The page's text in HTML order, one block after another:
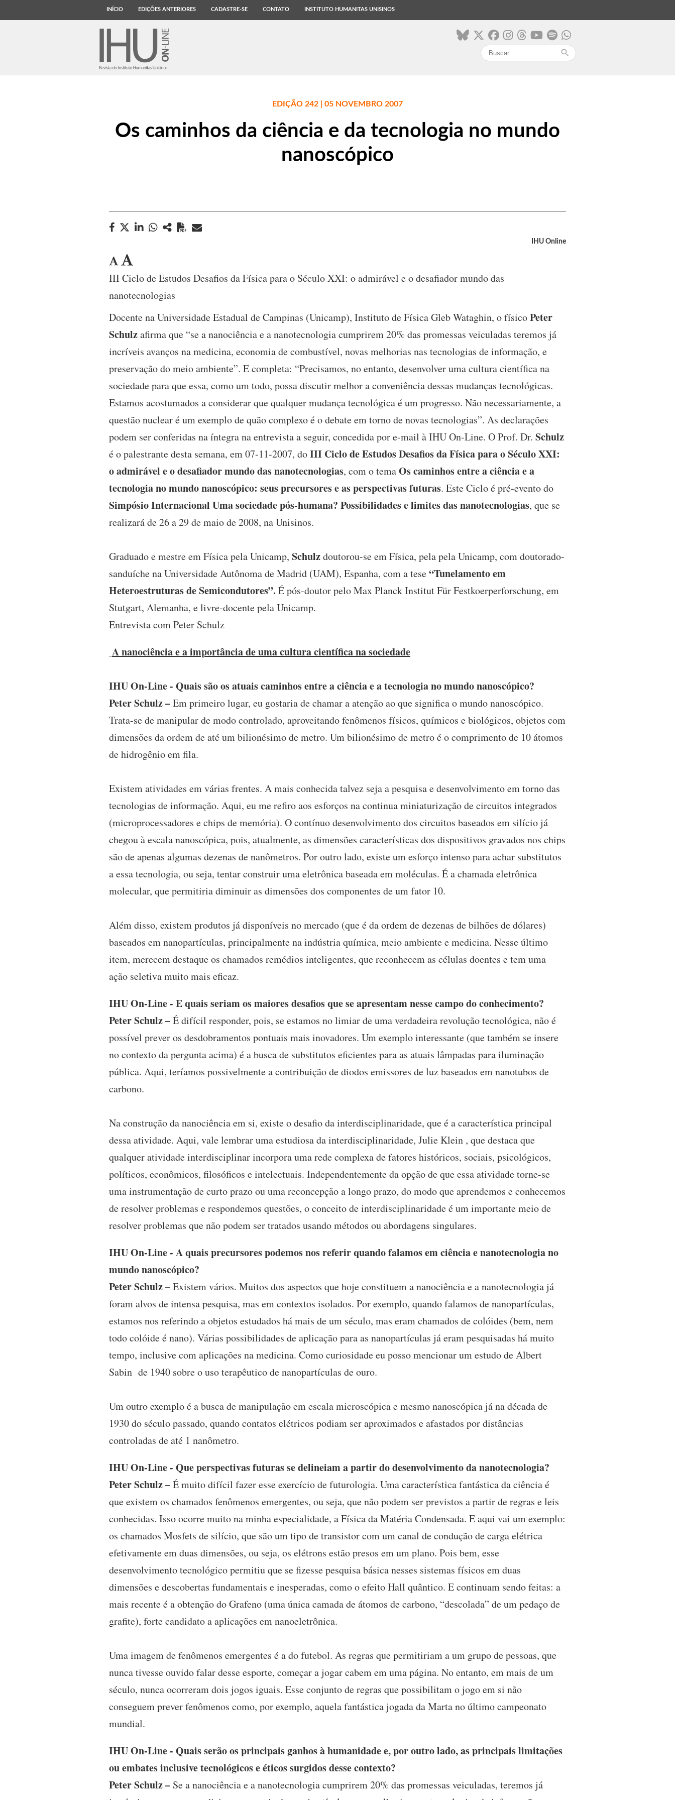
INÍCIO EDIÇÕES ANTERIORES CADASTRE-SE CONTATO INSTITUTO HUMANITAS UNISINOS
search
EDIÇÃO 242 | 05 NOVEMBRO 2007
Os caminhos da ciência e da tecnologia no mundo
nanoscópico
IHU Online
III Ciclo de Estudos Desafios da Física para o Século XXI: o admirável e o desafiador mundo das
nanotecnologias
Docente na Universidade Estadual de Campinas (Unicamp), Instituto de Física Gleb Wataghin, o físicoPeter
Schulzafirma que “se a nanociência e a nanotecnologia cumprirem 20% das promessas veiculadas teremos já
incríveis avanços na medicina, economia de combustível, novas melhorias nas tecnologias de informação, e
preservação do meio ambiente”. E completa: “Precisamos, no entanto, desenvolver uma cultura científica na
sociedade para que essa, como um todo, possa discutir melhor a conveniência dessas mudanças tecnológicas.
Estamos acostumados a considerar que qualquer mudança tecnológica é um progresso. Não necessariamente, a
questão nuclear é um exemplo de quão complexo é o debate em torno de novas tecnologias”. As declarações
podem ser conferidas na íntegra na entrevista a seguir, concedida por e-mail à IHU On-Line. O Prof. Dr. Schulz
é o palestrante desta semana, em 07-11-2007, doIII Ciclo de Estudos Desafios da Física para o Século XXI:
o admirável e o desafiador mundo das nanotecnologias, com o temaOs caminhos entre a ciência e a
tecnologia no mundo nanoscópico: seus precursores e as perspectivas futuras. Este Ciclo é pré-evento do
Simpósio Internacional Uma sociedade pós-humana? Possibilidades e limites das nanotecnologias, que se
realizará de 26 a 29 de maio de 2008, na Unisinos.
Graduado e mestre em Física pela Unicamp, Schulzdoutorou-se em Física, pela pela Unicamp, com doutorado-
sanduíche na Universidade Autônoma de Madrid (UAM), Espanha, com a tese“Tunelamento em
Heteroestruturas de Semicondutores”. É pós-doutor pelo Max Planck Institut Für Festkoerperforschung, em
Stutgart, Alemanha, e livre-docente pela Unicamp.
Entrevista com Peter Schulz
A nanociência e a importância de uma cultura científica na sociedade
IHU On-Line - Quais são os atuais caminhos entre a ciência e a tecnologia no mundo nanoscópico?
Peter Schulz –Em primeiro lugar, eu gostaria de chamar a atenção ao que significa o mundo nanoscópico.
Trata-se de manipular de modo controlado, aproveitando fenômenos físicos, químicos e biológicos, objetos com
dimensões da ordem de até um bilionésimo de metro. Um bilionésimo de metro é o comprimento de 10 átomos
de hidrogênio em fila.
Existem atividades em várias frentes. A mais conhecida talvez seja a pesquisa e desenvolvimento em torno das
tecnologias de informação. Aqui, eu me refiro aos esforços na continua miniaturização de circuitos integrados
(microprocessadores e chips de memória). O contínuo desenvolvimento dos circuitos baseados em silício já
chegou à escala nanoscópica, pois, atualmente, as dimensões características dos dispositivos gravados nos chips
são de apenas algumas dezenas de nanômetros. Por outro lado, existe um esforço intenso para achar substitutos
a essa tecnologia, ou seja, tentar construir uma eletrônica baseada em moléculas. É a chamada eletrônica
molecular, que permitiria diminuir as dimensões dos componentes de um fator 10.
Além disso, existem produtos já disponíveis no mercado (que é da ordem de dezenas de bilhões de dólares)
baseados em nanopartículas, principalmente na indústria química, meio ambiente e medicina. Nesse último
item, merecem destaque os chamados remédios inteligentes, que reconhecem as células doentes e tem uma
ação seletiva muito mais eficaz.
IHU On-Line - E quais seriam os maiores desafios que se apresentam nesse campo do conhecimento?
Peter Schulz –É difícil responder, pois, se estamos no limiar de uma verdadeira revolução tecnológica, não é
possível prever os desdobramentos pontuais mais inovadores. Um exemplo interessante (que também se insere
no contexto da pergunta acima) é a busca de substitutos eficientes para as atuais lâmpadas para iluminação
pública. Aqui, teríamos possivelmente a contribuição de diodos emissores de luz baseados em nanotubos de
carbono.
Na construção da nanociência em si, existe o desafio da interdisciplinaridade, que é a característica principal
dessa atividade. Aqui, vale lembrar uma estudiosa da interdisciplinaridade, Julie Klein , que destaca que
qualquer atividade interdisciplinar incorpora uma rede complexa de fatores históricos, sociais, psicológicos,
políticos, econômicos, filosóficos e intelectuais. Independentemente da opção de que essa atividade torne-se
uma instrumentação de curto prazo ou uma reconcepção a longo prazo, do modo que aprendemos e conhecemos
de resolver problemas e respondemos questões, o conceito de interdisciplinaridade é um importante meio de
resolver problemas que não podem ser tratados usando métodos ou abordagens singulares.
IHU On-Line - A quais precursores podemos nos referir quando falamos em ciência e nanotecnologia no
mundo nanoscópico?
Peter Schulz –Existem vários. Muitos dos aspectos que hoje constituem a nanociência e a nanotecnologia já
foram alvos de intensa pesquisa, mas em contextos isolados. Por exemplo, quando falamos de nanopartículas,
estamos nos referindo a objetos estudados há mais de um século, mas eram chamados de colóides (bem, nem
todo colóide é nano). Várias possibilidades de aplicação para as nanopartículas já eram pesquisadas há muito
tempo, inclusive com aplicações na medicina. Como curiosidade eu posso mencionar um estudo de Albert
Sabin de 1940 sobre o uso terapêutico de nanopartículas de ouro.
Um outro exemplo é a busca de manipulação em escala microscópica e mesmo nanoscópica já na década de
1930 do século passado, quando contatos elétricos podiam ser aproximados e afastados por distâncias
controladas de até 1 nanômetro.
IHU On-Line - Que perspectivas futuras se delineiam a partir do desenvolvimento da nanotecnologia?
Peter Schulz –É muito difícil fazer esse exercício de futurologia. Uma característica fantástica da ciência é
que existem os chamados fenômenos emergentes, ou seja, que não podem ser previstos a partir de regras e leis
conhecidas. Isso ocorre muito na minha especialidade, a Física da Matéria Condensada. E aqui vai um exemplo:
os chamados Mosfets de silício, que são um tipo de transistor com um canal de condução de carga elétrica
efetivamente em duas dimensões, ou seja, os elétrons estão presos em um plano. Pois bem, esse
desenvolvimento tecnológico permitiu que se fizesse pesquisa básica nesses sistemas físicos em duas
dimensões e descobertas fundamentais e inesperadas, como o efeito Hall quântico. E continuam sendo feitas: a
mais recente é a obtenção do Grafeno (uma única camada de átomos de carbono, “descolada” de um pedaço de
grafite), forte candidato a aplicações em nanoeletrônica.
Uma imagem de fenômenos emergentes é a do futebol. As regras que permitiriam a um grupo de pessoas, que
nunca tivesse ouvido falar desse esporte, começar a jogar cabem em uma página. No entanto, em mais de um
século, nunca ocorreram dois jogos iguais. Esse conjunto de regras que possibilitam o jogo em si não
conseguem prever fenômenos como, por exemplo, aquela fantástica jogada da Marta no último campeonato
mundial.
IHU On-Line - Quais serão os principais ganhos à humanidade e, por outro lado, as principais limitações
ou embates inclusive tecnológicos e éticos surgidos desse contexto?
Peter Schulz – Se a nanociência e a nanotecnologia cumprirem 20% das promessas veiculadas, teremos já